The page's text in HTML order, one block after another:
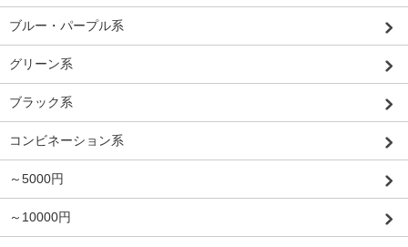
ブルー・パープル系
グリーン系
ブラック系
コンビネーション系
～5000円
～10000円